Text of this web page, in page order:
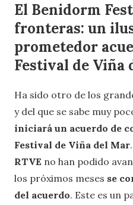
El Benidorm
fronteras: un
prometedor
Festival de Viña
Ha sido otro de los
y del que se sabe muy
iniciará un acuerdo de
Festival de Viña del Mar
RTVE no han podido
los próximos meses se
del acuerdo. Este es un